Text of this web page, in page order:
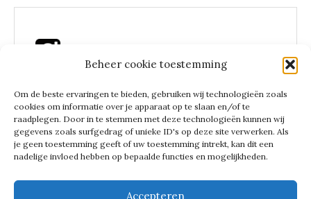
Beheer cookie toestemming
Om de beste ervaringen te bieden, gebruiken wij technologieën zoals
cookies om informatie over je apparaat op te slaan en/of te
raadplegen. Door in te stemmen met deze technologieën kunnen wij
gegevens zoals surfgedrag of unieke ID's op deze site verwerken. Als
je geen toestemming geeft of uw toestemming intrekt, kan dit een
nadelige invloed hebben op bepaalde functies en mogelijkheden.
Accepteren
LEES EEN